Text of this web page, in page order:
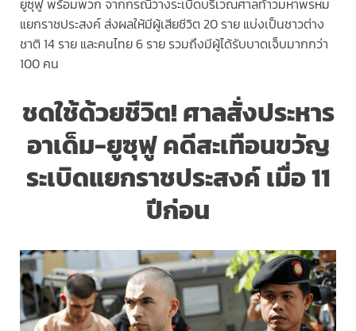
ยูซุฟู พร้อมพวก จากกรณีวางระเบิดบริเวณศาลท้าวมหาพรหม
แยกราชประสงค์ ส่งผลให้มีผู้เสียชีวิต 20 ราย แบ่งเป็นชาวต่าง
ชาติ 14 ราย และคนไทย 6 ราย รวมถึงมีผู้ได้รับบาดเจ็บมากกว่า
100 คน
ชดใช้ด้วยชีวิต! ศาลสั่งประหาร
อาเด็ม-ยูซุฟู คดีสะเทือนขวัญ
ระเบิดแยกราชประสงค์เมื่อ 11
ปีก่อน